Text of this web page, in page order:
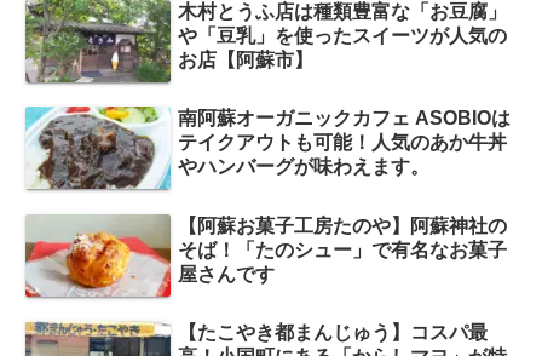
木村とうふ店は種類豊富な「お豆腐」
や「豆乳」を使ったスイーツが人気の
お店【阿蘇市】
南阿蘇オーガニックカフェ ASOBIOは
テイクアウトも可能！人気のあか牛丼
やハンバーグが味わえます。
【阿蘇お菓子工房たのや】阿蘇神社の
そば！「たのシュー」で有名なお菓子
屋さんです
【たこやき都まんじゅう】コスパ最